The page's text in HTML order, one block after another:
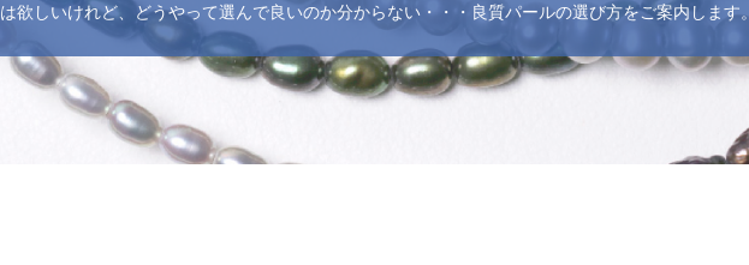
欲しいけれど、どうやって選んで良いのか分からない・・・良質パールの選び方をご案内します。